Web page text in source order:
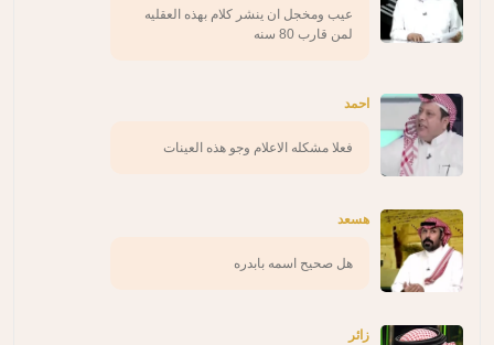
عيب ومخجل ان ينشر كلام بهذه العقليه
لمن قارب 80 سنه
احمد
فعلا مشكله الاعلام وجو هذه العينات
هسعد
هل صحيح اسمه بابدره
زائر